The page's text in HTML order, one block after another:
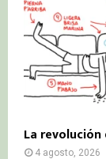
La revolución
4 agosto, 2026